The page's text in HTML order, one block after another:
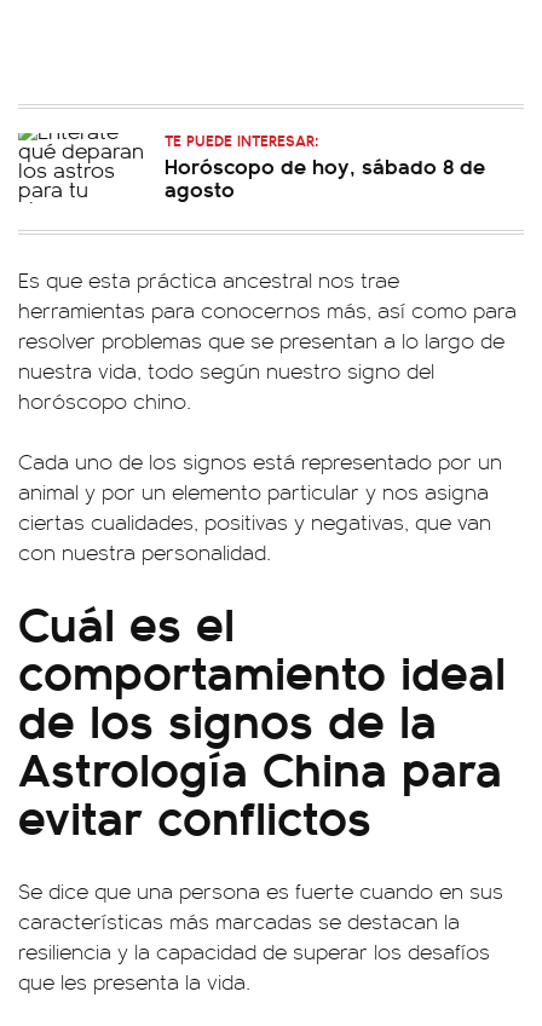
TE PUEDE INTERESAR:
Horóscopo de hoy, sábado 8 de
agosto
Es que esta práctica ancestral nos trae
herramientas para conocernos más, así como para
resolver problemas que se presentan a lo largo de
nuestra vida, todo según nuestro signo del
horóscopo chino.
Cada uno de los signos está representado por un
animal y por un elemento particular y nos asigna
ciertas cualidades, positivas y negativas, que van
con nuestra personalidad.
Cuál es el
comportamiento ideal
de los signos de la
Astrología China para
evitar conflictos
Se dice que una persona es fuerte cuando en sus
características más marcadas se destacan la
resiliencia y la capacidad de superar los desafíos
que les presenta la vida.